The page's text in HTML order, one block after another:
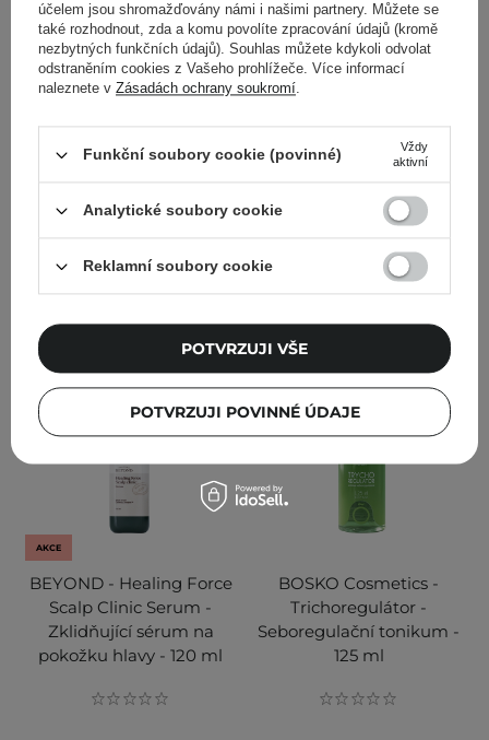
Some By Mi - Cica
Peptide Anti Hair Loss
Derma Scalp Treatment -
vlasů s peptidy - 50 ml
DOPORUČENO KOSMETOLOGY
Health Labs Care -
Booster Stimulant s
peptidy Rise On - 100 ml
AKCE
BEYOND - Healing Force
Scalp Clinic Serum -
Zklidňující sérum na
pokožku hlavy - 120 ml
BOSKO Cosmetics -
Trichoregulátor -
Seboregulační tonikum -
125 ml
účelem jsou shromažďovány námi i našimi partnery. Můžete se
také rozhodnout, zda a komu povolíte zpracování údajů (kromě
nezbytných funkčních údajů). Souhlas můžete kdykoli odvolat
odstraněním cookies z Vašeho prohlížeče. Více informací
naleznete v Zásadách ochrany soukromí.
Funkční soubory cookie (povinné)
Vždy
aktivní
Analytické soubory cookie
Reklamní soubory cookie
POTVRZUJI POVINNÉ ÚDAJE
POTVRZUJI VŠE